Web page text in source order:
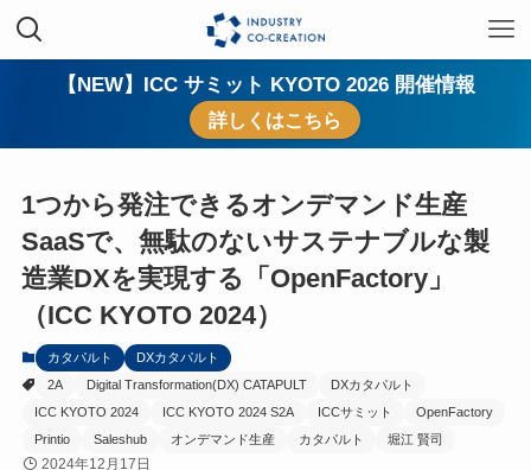
【NEW】ICC サミット KYOTO 2026 開催情報
詳しくはこちら
1つから発注できるオンデマンド生産
SaaSで、無駄のないサステナブルな製
造業DXを実現する「OpenFactory」
（ICC KYOTO 2024）
カタパルト
DXカタパルト
2A
Digital Transformation(DX) CATAPULT
DXカタパルト
ICC KYOTO 2024
ICC KYOTO 2024 S2A ICCサミット
OpenFactory
Printio
Saleshub オンデマンド生産 カタパルト 堀江 賢司
2024年12月17日